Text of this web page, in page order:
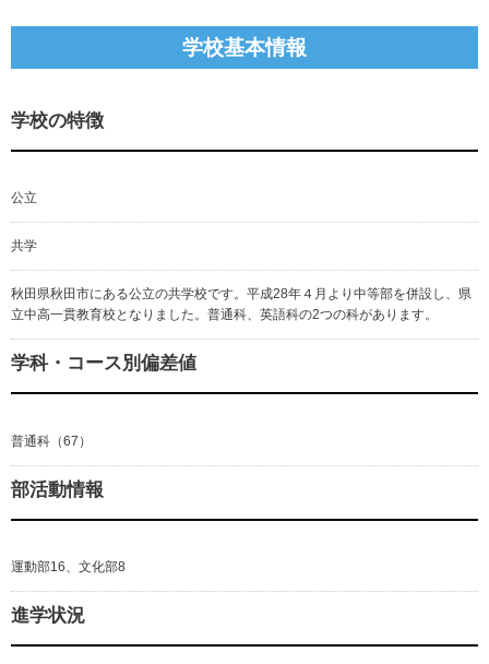
学校基本情報
学校の特徴
公立
共学
秋田県秋田市にある公立の共学校です。平成28年４月より中等部を併設し、県
立中高一貫教育校となりました。普通科、英語科の2つの科があります。
学科・コース別偏差値
普通科（67）
部活動情報
運動部16、文化部8
進学状況